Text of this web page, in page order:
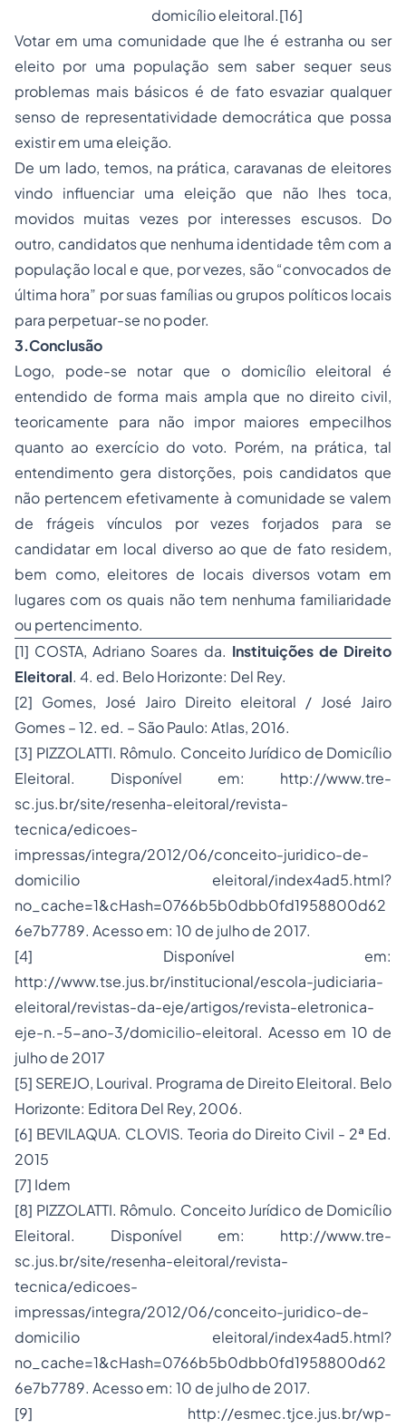
domicílio eleitoral.[16]
Votar em uma comunidade que lhe é estranha ou ser
eleito por uma população sem saber sequer seus
problemas mais básicos é de fato esvaziar qualquer
senso de representatividade democrática que possa
existir em uma eleição.
De um lado, temos, na prática, caravanas de eleitores
vindo influenciar uma eleição que não lhes toca,
movidos muitas vezes por interesses escusos. Do
outro, candidatos que nenhuma identidade têm com a
população local e que, por vezes, são “convocados de
última hora” por suas famílias ou grupos políticos locais
para perpetuar-se no poder.
3.Conclusão
Logo, pode-se notar que o domicílio eleitoral é
entendido de forma mais ampla que no direito civil,
teoricamente para não impor maiores empecilhos
quanto ao exercício do voto. Porém, na prática, tal
entendimento gera distorções, pois candidatos que
não pertencem efetivamente à comunidade se valem
de frágeis vínculos por vezes forjados para se
candidatar em local diverso ao que de fato residem,
bem como, eleitores de locais diversos votam em
lugares com os quais não tem nenhuma familiaridade
ou pertencimento.
[1] COSTA, Adriano Soares da. Instituições de Direito
Eleitoral. 4. ed. Belo Horizonte: Del Rey.
[2] Gomes, José Jairo Direito eleitoral / José Jairo
Gomes – 12. ed. – São Paulo: Atlas, 2016.
[3] PIZZOLATTI. Rômulo. Conceito Jurídico de Domicílio
Eleitoral. Disponível em: http://www.tre-
sc.jus.br/site/resenha-eleitoral/revista-
tecnica/edicoes-
impressas/integra/2012/06/conceito-juridico-de-
domicilio eleitoral/index4ad5.html?
no_cache=1&cHash=0766b5b0dbb0fd1958800d62
6e7b7789. Acesso em: 10 de julho de 2017.
[4] Disponível em:
http://www.tse.jus.br/institucional/escola-judiciaria-
eleitoral/revistas-da-eje/artigos/revista-eletronica-
eje-n.-5-ano-3/domicilio-eleitoral. Acesso em 10 de
julho de 2017
[5] SEREJO, Lourival. Programa de Direito Eleitoral. Belo
Horizonte: Editora Del Rey, 2006.
[6] BEVILAQUA. CLOVIS. Teoria do Direito Civil - 2ª Ed.
2015
[7] Idem
[8] PIZZOLATTI. Rômulo. Conceito Jurídico de Domicílio
Eleitoral. Disponível em: http://www.tre-
sc.jus.br/site/resenha-eleitoral/revista-
tecnica/edicoes-
impressas/integra/2012/06/conceito-juridico-de-
domicilio eleitoral/index4ad5.html?
no_cache=1&cHash=0766b5b0dbb0fd1958800d62
6e7b7789. Acesso em: 10 de julho de 2017.
[9] http://esmec.tjce.jus.br/wp-